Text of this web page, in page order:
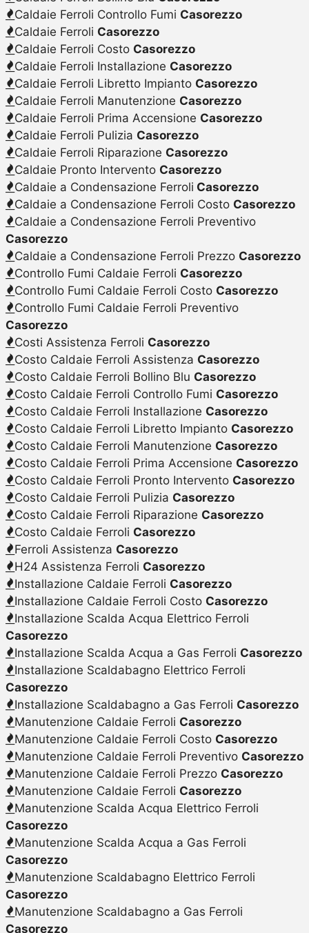
Caldaie Ferroli Controllo Fumi Casorezzo
Caldaie Ferroli Casorezzo
Caldaie Ferroli Costo Casorezzo
Caldaie Ferroli Installazione Casorezzo
Caldaie Ferroli Libretto Impianto Casorezzo
Caldaie Ferroli Manutenzione Casorezzo
Caldaie Ferroli Prima Accensione Casorezzo
Caldaie Ferroli Pulizia Casorezzo
Caldaie Ferroli Riparazione Casorezzo
Caldaie Pronto Intervento Casorezzo
Caldaie a Condensazione Ferroli Casorezzo
Caldaie a Condensazione Ferroli Costo Casorezzo
Caldaie a Condensazione Ferroli Preventivo
Casorezzo
Caldaie a Condensazione Ferroli Prezzo Casorezzo
Controllo Fumi Caldaie Ferroli Casorezzo
Controllo Fumi Caldaie Ferroli Costo Casorezzo
Controllo Fumi Caldaie Ferroli Preventivo
Casorezzo
Costi Assistenza Ferroli Casorezzo
Costo Caldaie Ferroli Assistenza Casorezzo
Costo Caldaie Ferroli Bollino Blu Casorezzo
Costo Caldaie Ferroli Controllo Fumi Casorezzo
Costo Caldaie Ferroli Installazione Casorezzo
Costo Caldaie Ferroli Libretto Impianto Casorezzo
Costo Caldaie Ferroli Manutenzione Casorezzo
Costo Caldaie Ferroli Prima Accensione Casorezzo
Costo Caldaie Ferroli Pronto Intervento Casorezzo
Costo Caldaie Ferroli Pulizia Casorezzo
Costo Caldaie Ferroli Riparazione Casorezzo
Costo Caldaie Ferroli Casorezzo
Ferroli Assistenza Casorezzo
H24 Assistenza Ferroli Casorezzo
Installazione Caldaie Ferroli Casorezzo
Installazione Caldaie Ferroli Costo Casorezzo
Installazione Scalda Acqua Elettrico Ferroli
Casorezzo
Installazione Scalda Acqua a Gas Ferroli Casorezzo
Installazione Scaldabagno Elettrico Ferroli
Casorezzo
Installazione Scaldabagno a Gas Ferroli Casorezzo
Manutenzione Caldaie Ferroli Casorezzo
Manutenzione Caldaie Ferroli Costo Casorezzo
Manutenzione Caldaie Ferroli Preventivo Casorezzo
Manutenzione Caldaie Ferroli Prezzo Casorezzo
Manutenzione Caldaie Ferroli Casorezzo
Manutenzione Scalda Acqua Elettrico Ferroli
Casorezzo
Manutenzione Scalda Acqua a Gas Ferroli
Casorezzo
Manutenzione Scaldabagno Elettrico Ferroli
Casorezzo
Manutenzione Scaldabagno a Gas Ferroli
Casorezzo